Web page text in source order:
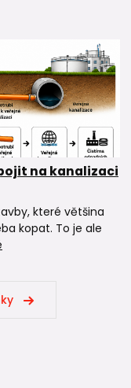
na kanalizaci
které většina
kopat. To je ale